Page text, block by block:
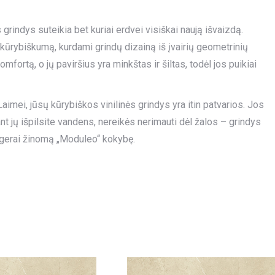
suteikia bet kuriai erdvei visiškai naują išvaizdą.
kurdami grindų dizainą iš įvairių geometrinių
o jų paviršius yra minkštas ir šiltas, todėl jos puikiai
jūsų kūrybiškos vinilinės grindys yra itin patvarios. Jos
jų išpilsite vandens, nereikės nerimauti dėl žalos – grindys
žinomą „Moduleo“ kokybę.